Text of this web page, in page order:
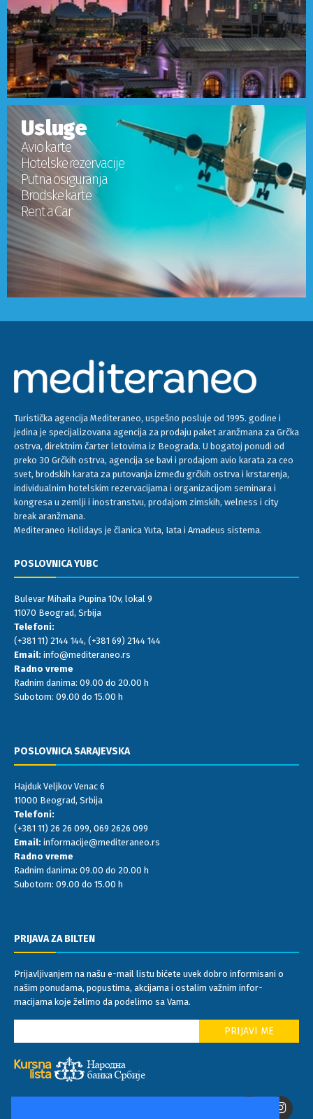
Usluge
Avio karte
Hotelske rezervacije
Putna osiguranja
Brodske karte
Rent a Car
Turistička agencija Mediteraneo, uspešno posluje od 1995. godine i
jedina je specijalizovana agencija za prodaju paket aranžmana za Grčka
ostrva, direktnim čarter letovima iz Beograda. U bogatoj ponudi od
preko 30 Grčkih ostrva, agencija se bavi i prodajom avio karata za ceo
svet, brodskih karata za putovanja između grčkih ostrva i krstarenja,
individualnim hotelskim rezervacijama i organizacijom seminara i
kongresa u zemlji i inostranstvu, prodajom zimskih, welness i city
break aranžmana.
Mediteraneo Holidays je članica Yuta, Iata i Amadeus sistema.
POSLOVNICA YUBC
Bulevar Mihaila Pupina 10v, lokal 9
11070 Beograd, Srbija
Telefoni:
(+381 11) 2144 144, (+381 69) 2144 144
Email: info@mediteraneo.rs
Radno vreme
Radnim danima: 09.00 do 20.00 h
Subotom: 09.00 do 15.00 h
POSLOVNICA SARAJEVSKA
Hajduk Veljkov Venac 6
11000 Beograd, Srbija
Telefoni:
(+381 11) 26 26 099, 069 2626 099
Email: informacije@mediteraneo.rs
Radno vreme
Radnim danima: 09.00 do 20.00 h
Subotom: 09.00 do 15.00 h
PRIJAVA ZA BILTEN
Prijavljivanjem na našu e-mail listu bićete uvek dobro informisani o
našim ponudama, popustima, akcijama i ostalim važnim infor-
macijama koje želimo da podelimo sa Vama.